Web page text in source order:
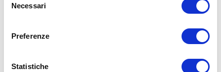
delNecessari
Preferenze
Statistiche
LEGGI I MIEI ARTICOLI